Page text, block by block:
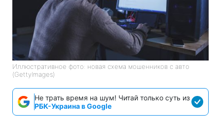
Иллюстративное фото: новая схема мошенников с авто
(GettyImages)
Не трать время на шум! Читай только суть из
РБК-Украина в Google